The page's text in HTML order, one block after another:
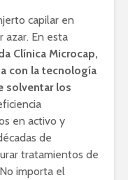
capilar en
azar. En esta
Clínica Microcap,
con la tecnología
solventar los
en activo y
de
tratamientos de
importa el